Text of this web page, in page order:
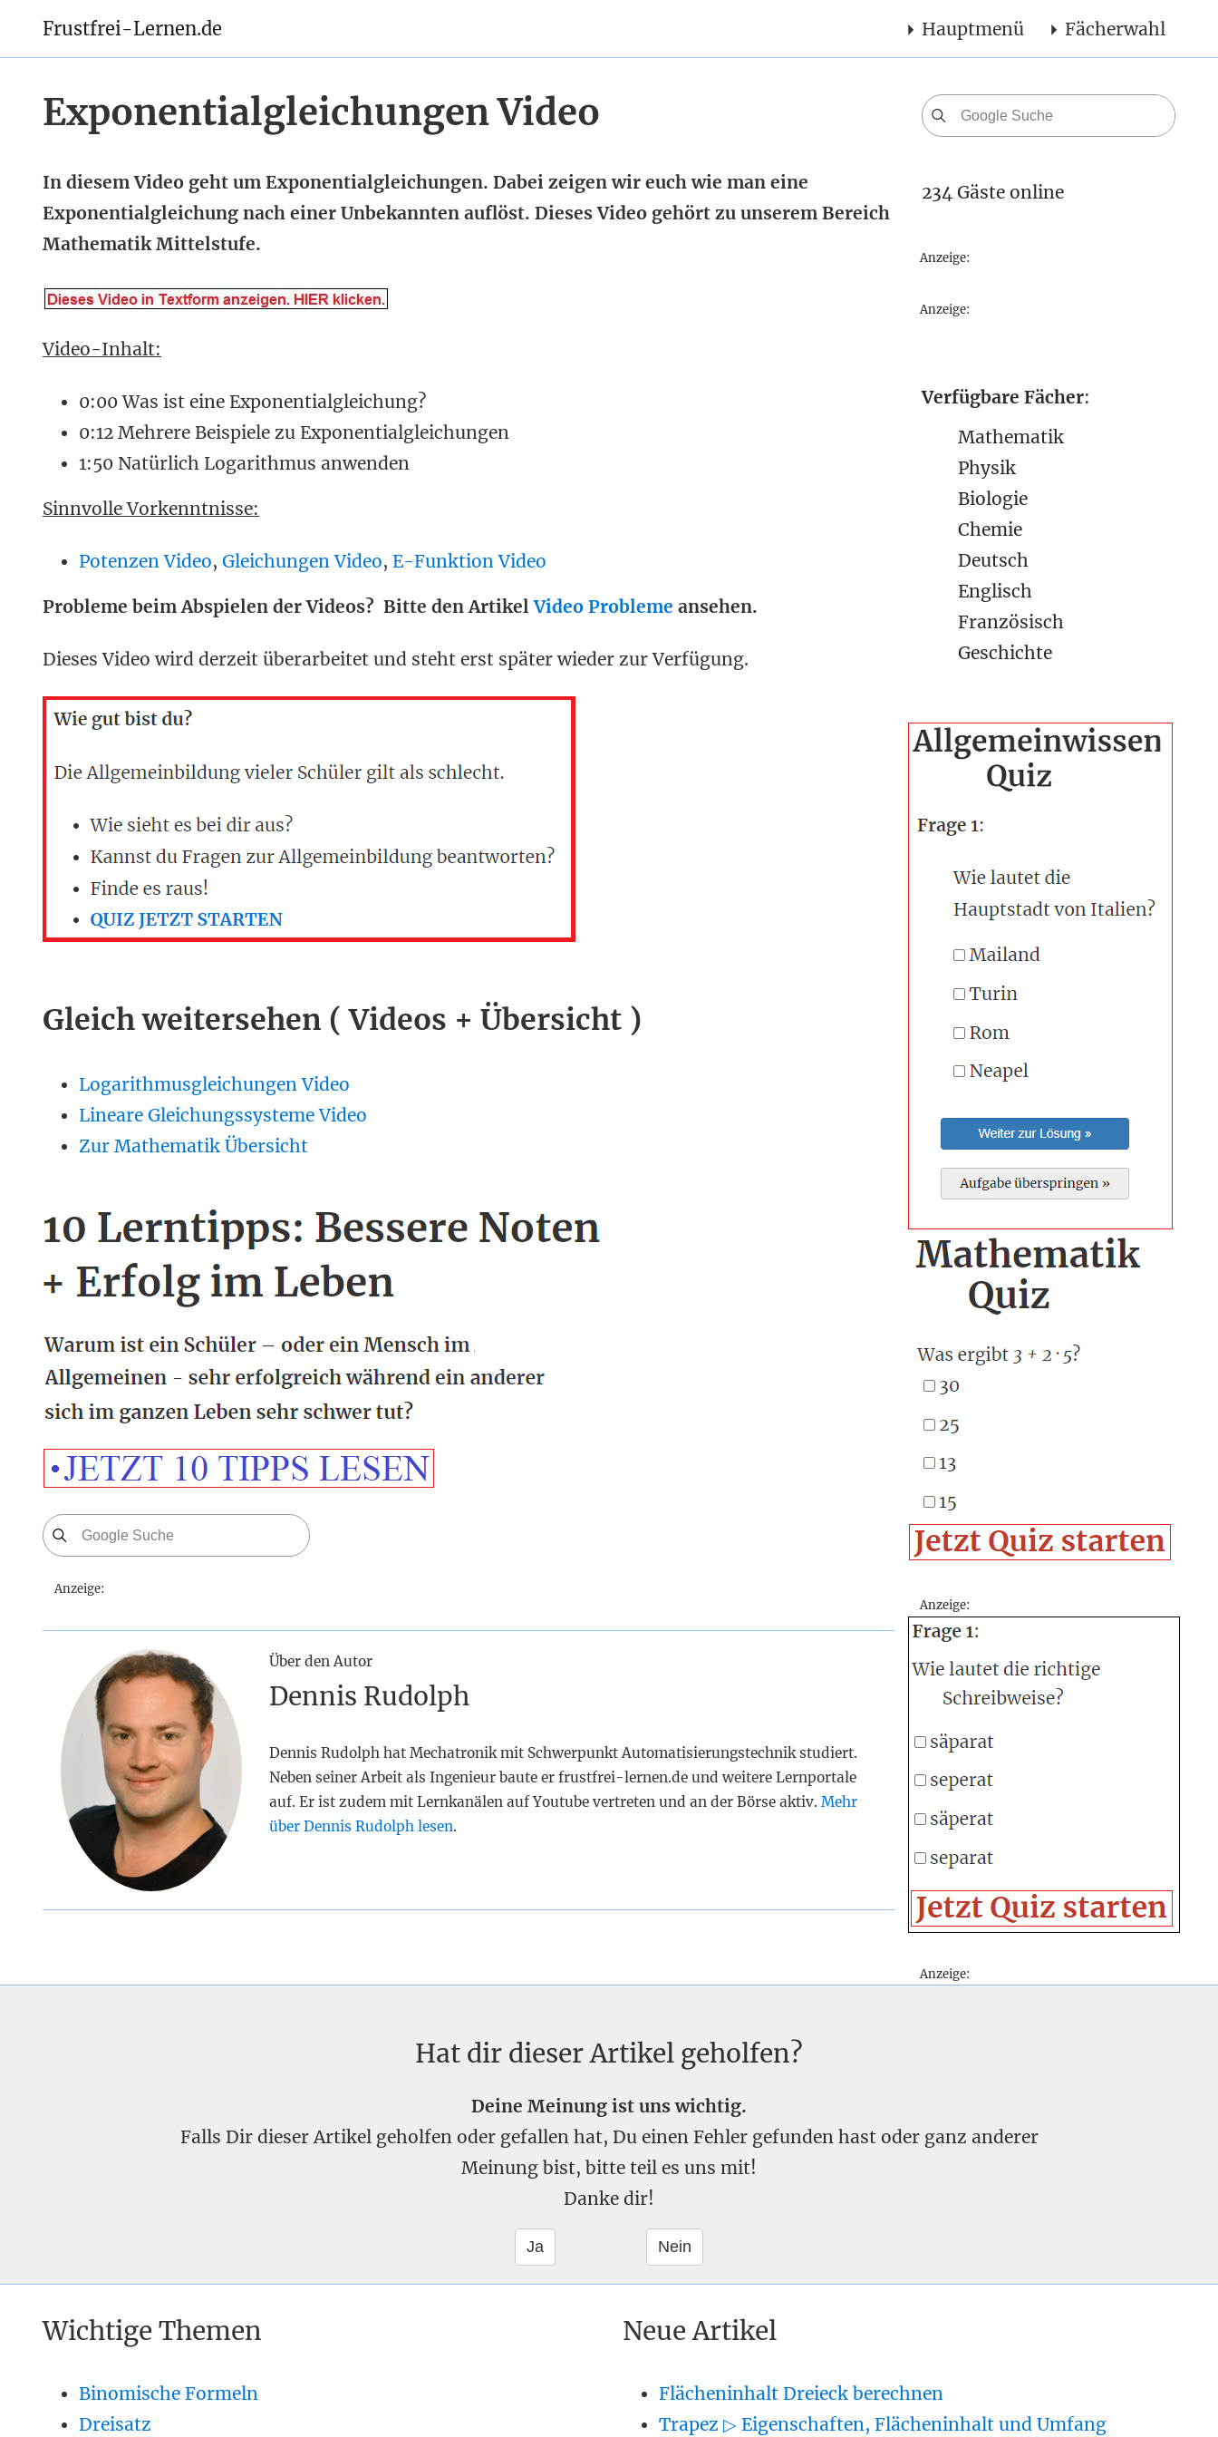
Frustfrei-Lernen.de Hauptmenü Fächerwahl
Exponentialgleichungen Video
In diesem Video geht um Exponentialgleichungen. Dabei zeigen wir euch wie man eine
Exponentialgleichung nach einer Unbekannten auflöst. Dieses Video gehört zu unserem Bereich
Mathematik Mittelstufe.
Video-Inhalt:
0:00 Was ist eine Exponentialgleichung?
0:12 Mehrere Beispiele zu Exponentialgleichungen
1:50 Natürlich Logarithmus anwenden
Sinnvolle Vorkenntnisse:
Potenzen Video, Gleichungen Video, E-Funktion Video
Probleme beim Abspielen der Videos? Bitte den ArtikelVideo Probleme ansehen.
Dieses Video wird derzeit überarbeitet und steht erst später wieder zur Verfügung.
Gleich weitersehen ( Videos + Übersicht )
Logarithmusgleichungen Video
Lineare Gleichungssysteme Video
Zur Mathematik Übersicht
Anzeige:
Über den Autor
Dennis Rudolph
Dennis Rudolph hat Mechatronik mit Schwerpunkt Automatisierungstechnik studiert.
Neben seiner Arbeit als Ingenieur baute er frustfrei-lernen.de und weitere Lernportale
auf. Er ist zudem mit Lernkanälen auf Youtube vertreten und an der Börse aktiv. Mehr
über Dennis Rudolph lesen.
234 Gäste online
Anzeige:
Anzeige:
Verfügbare Fächer:
Mathematik
Physik
Biologie
Chemie
Deutsch
Englisch
Französisch
Geschichte
Anzeige:
Anzeige:
Hat dir dieser Artikel geholfen?
Deine Meinung ist uns wichtig.
Falls Dir dieser Artikel geholfen oder gefallen hat, Du einen Fehler gefunden hast oder ganz anderer
Meinung bist, bitte teil es uns mit!
Danke dir!
Wichtige Themen
Binomische Formeln
Dreisatz
Neue Artikel
Flächeninhalt Dreieck berechnen
Trapez ▷ Eigenschaften, Flächeninhalt und Umfang